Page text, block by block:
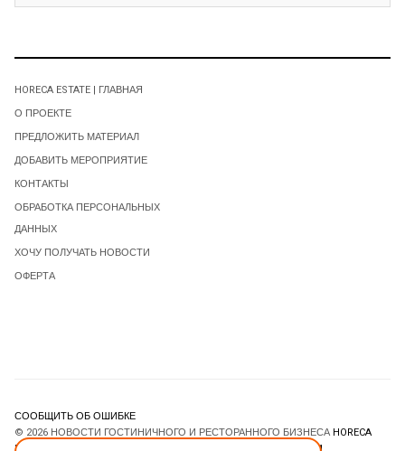
HORECA ESTATE | ГЛАВНАЯ
О ПРОЕКТЕ
ПРЕДЛОЖИТЬ МАТЕРИАЛ
ДОБАВИТЬ МЕРОПРИЯТИЕ
КОНТАКТЫ
ОБРАБОТКА ПЕРСОНАЛЬНЫХ
ДАННЫХ
ХОЧУ ПОЛУЧАТЬ НОВОСТИ
ОФЕРТА
СООБЩИТЬ ОБ ОШИБКЕ
© 2026 НОВОСТИ ГОСТИНИЧНОГО И РЕСТОРАННОГО БИЗНЕСА HORECA